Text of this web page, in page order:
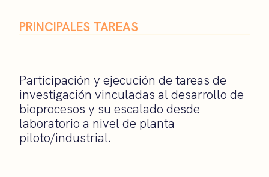
PRINCIPALES TAREAS
Participación y ejecución de tareas de
investigación vinculadas al desarrollo de
bioprocesos y su escalado desde
laboratorio a nivel de planta
piloto/industrial.